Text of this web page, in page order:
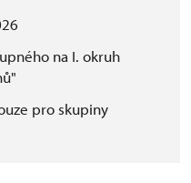
na I. okruh
pro skupiny